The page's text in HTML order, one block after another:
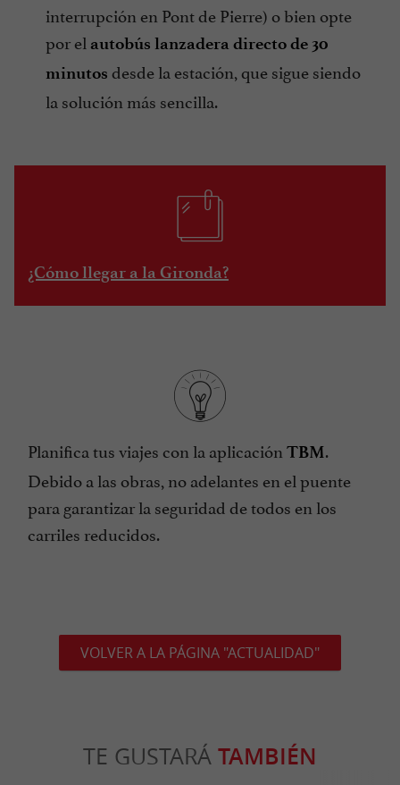
interrupción en Pont de Pierre) o bien opte
por el autobús lanzadera directo de 30
minutos desde la estación, que sigue siendo
la solución más sencilla.
¿Cómo llegar a la Gironda?
Planifica tus viajes con la aplicación TBM.
Debido a las obras, no adelantes en el puente
para garantizar la seguridad de todos en los
carriles reducidos.
VOLVER A LA PÁGINA "ACTUALIDAD"
TE GUSTARÁ TAMBIÉN